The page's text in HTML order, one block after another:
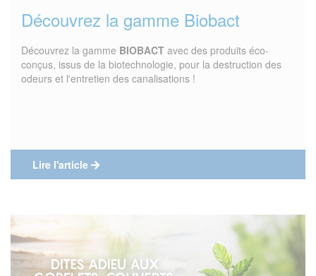
Découvrez la gamme Biobact
Découvrez la gamme BIOBACT avec des produits éco-
conçus, issus de la biotechnologie, pour la destruction des
odeurs et l'entretien des canalisations !
Lire l'article